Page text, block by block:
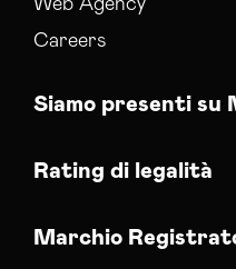
Web Agency
Careers
Siamo presenti su
Rating di legalità
Marchio